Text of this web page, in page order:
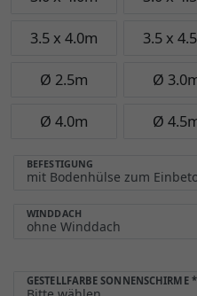
3.5 x 4.0m 3.5 x
Ø 2.5m Ø
Ø 4.0m Ø
BEFESTIGUNG
WINDDACH
GESTELLFARBE SONNENSCHIRME